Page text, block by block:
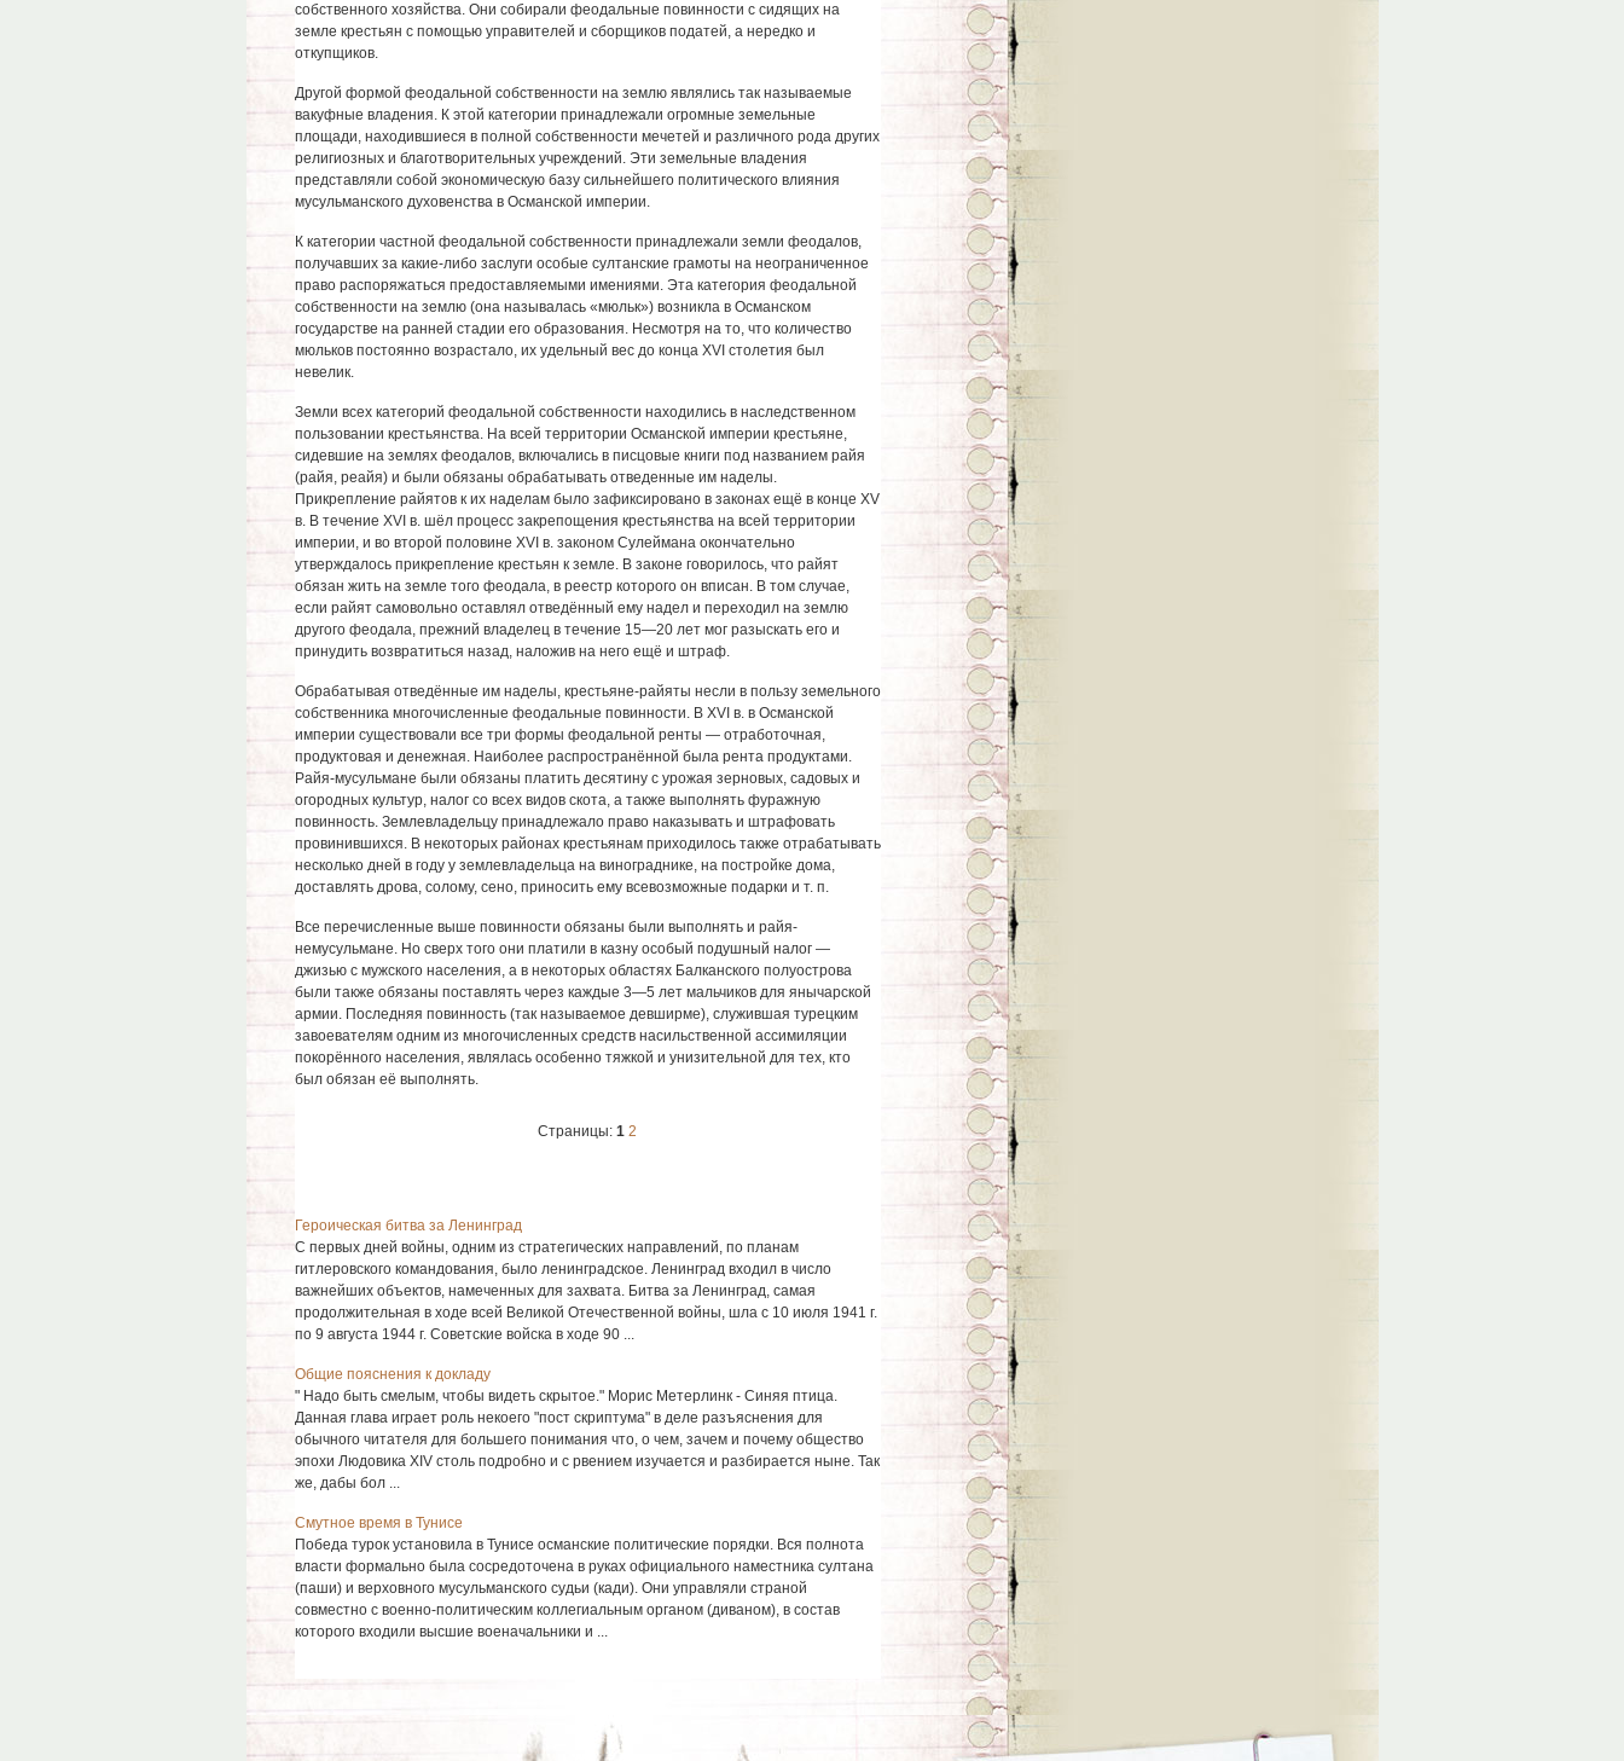
собственного хозяйства. Они собирали феодальные повинности с сидящих на
земле крестьян с помощью управителей и сборщиков податей, а нередко и
откупщиков.
Другой формой феодальной собственности на землю являлись так называемые
вакуфные владения. К этой категории принадлежали огромные земельные
площади, находившиеся в полной собственности мечетей и различного рода других
религиозных и благотворительных учреждений. Эти земельные владения
представляли собой экономическую базу сильнейшего политического влияния
мусульманского духовенства в Османской империи.
К категории частной феодальной собственности принадлежали земли феодалов,
получавших за какие-либо заслуги особые султанские грамоты на неограниченное
право распоряжаться предоставляемыми имениями. Эта категория феодальной
собственности на землю (она называлась «мюльк») возникла в Османском
государстве на ранней стадии его образования. Несмотря на то, что количество
мюльков постоянно возрастало, их удельный вес до конца XVI столетия был
невелик.
Земли всех категорий феодальной собственности находились в наследственном
пользовании крестьянства. На всей территории Османской империи крестьяне,
сидевшие на землях феодалов, включались в писцовые книги под названием райя
(райя, реайя) и были обязаны обрабатывать отведенные им наделы.
Прикрепление райятов к их наделам было зафиксировано в законах ещё в конце XV
в. В течение XVI в. шёл процесс закрепощения крестьянства на всей территории
империи, и во второй половине XVI в. законом Сулеймана окончательно
утверждалось прикрепление крестьян к земле. В законе говорилось, что райят
обязан жить на земле того феодала, в реестр которого он вписан. В том случае,
если райят самовольно оставлял отведённый ему надел и переходил на землю
другого феодала, прежний владелец в течение 15—20 лет мог разыскать его и
принудить возвратиться назад, наложив на него ещё и штраф.
Обрабатывая отведённые им наделы, крестьяне-райяты несли в пользу земельного
собственника многочисленные феодальные повинности. В XVI в. в Османской
империи существовали все три формы феодальной ренты — отработочная,
продуктовая и денежная. Наиболее распространённой была рента продуктами.
Райя-мусульмане были обязаны платить десятину с урожая зерновых, садовых и
огородных культур, налог со всех видов скота, а также выполнять фуражную
повинность. Землевладельцу принадлежало право наказывать и штрафовать
провинившихся. В некоторых районах крестьянам приходилось также отрабатывать
несколько дней в году у землевладельца на винограднике, на постройке дома,
доставлять дрова, солому, сено, приносить ему всевозможные подарки и т. п.
Все перечисленные выше повинности обязаны были выполнять и райя-
немусульмане. Но сверх того они платили в казну особый подушный налог —
джизью с мужского населения, а в некоторых областях Балканского полуострова
были также обязаны поставлять через каждые 3—5 лет мальчиков для янычарской
армии. Последняя повинность (так называемое девширме), служившая турецким
завоевателям одним из многочисленных средств насильственной ассимиляции
покорённого населения, являлась особенно тяжкой и унизительной для тех, кто
был обязан её выполнять.
Страницы: 1 2
Героическая битва за Ленинград
С первых дней войны, одним из стратегических направлений, по планам
гитлеровского командования, было ленинградское. Ленинград входил в число
важнейших объектов, намеченных для захвата. Битва за Ленинград, самая
продолжительная в ходе всей Великой Отечественной войны, шла с 10 июля 1941 г.
по 9 августа 1944 г. Советские войска в ходе 90 ...
Общие пояснения к докладу
" Надо быть смелым, чтобы видеть скрытое." Морис Метерлинк - Синяя птица.
Данная глава играет роль некоего "пост скриптума" в деле разъяснения для
обычного читателя для большего понимания что, о чем, зачем и почему общество
эпохи Людовика XIV столь подробно и с рвением изучается и разбирается ныне. Так
же, дабы бол ...
Смутное время в Тунисе
Победа турок установила в Тунисе османские политические порядки. Вся полнота
власти формально была сосредоточена в руках официального наместника султана
(паши) и верховного мусульманского судьи (кади). Они управляли страной
совместно с военно-политическим коллегиальным органом (диваном), в состав
которого входили высшие военачальники и ...